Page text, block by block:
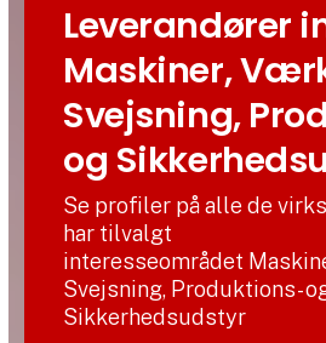
Leverandører
Maskiner,
Svejsning,
og
Se profiler på alle de
har tilvalgt
interesseområdet
Svejsning, Produktions-
Sikkerhedsudstyr